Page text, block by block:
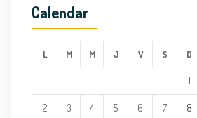
Calendar
L M M J V S D
1
2 3 4 5 6 7 8